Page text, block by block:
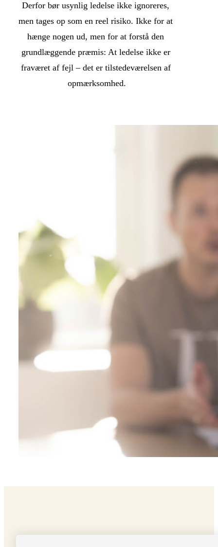
Derfor bør usynlig ledelse ikke ignoreres,
men tages op som en reel risiko. Ikke for at
hænge nogen ud, men for at forstå den
grundlæggende præmis: At ledelse ikke er
fraværet af fejl – det er tilstedeværelsen af
opmærksomhed.